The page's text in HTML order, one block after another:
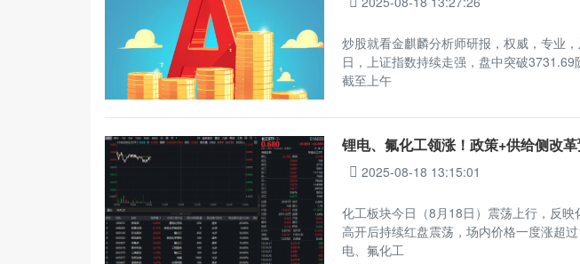
炒股就看金麒麟分析师研报，权威，专业
日，上证指数持续走强，盘中突破
截至上午
锂电、氟化工领涨！政策+供给侧改
2025-08-18 13:15:01
化工板块今日（8月18日）震荡上行，反
高开后持续红盘震荡，场内价格一度涨超
电、氟化工